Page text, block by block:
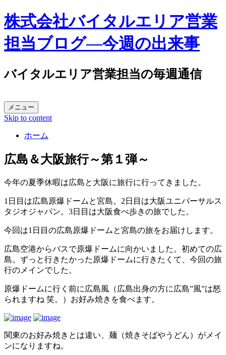
株式会社バイタルエリア営業
担当ブログ―今週の出来事
バイタルエリア営業担当の毎週通信
メニュー
Skip to content
ホーム
広島＆大阪旅行～第１弾～
今年の夏季休暇は広島と大阪に旅行に行ってきました。
1日目は広島原爆ドームと宮島。2日目は大阪ユニバーサルス
タジオジャパン。3日目は大阪食べ歩きの旅でした。
今回は1日目の広島原爆ドームと宮島の旅をお届けします。
広島空港からバスで原爆ドームに向かいました。初めての広
島。ずっと行きたかった原爆ドームに行きたくて、今回の旅
行のメインでした。
原爆ドームに行く前に広島風（広島出身の方に広島”風”は怒
られますね 笑。）お好み焼きを食べます。
関東のお好み焼きとは違い、麺（焼きそばやうどん）がメイ
ンになりますね。